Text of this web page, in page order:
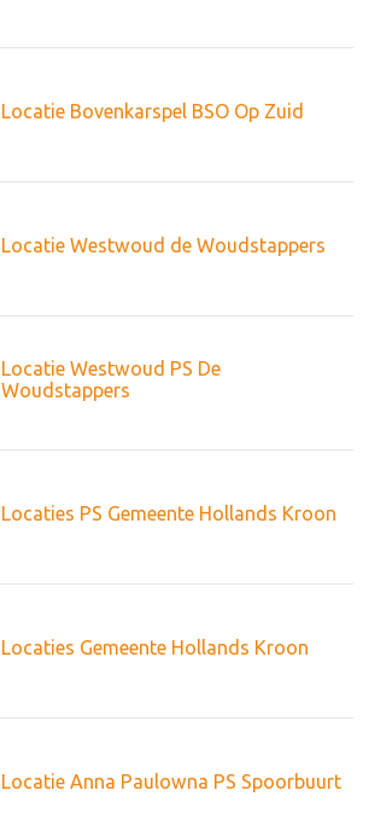
Locatie Bovenkarspel BSO Op Zuid
Locatie Westwoud de Woudstappers
Locatie Westwoud PS De
Woudstappers
Locaties PS Gemeente Hollands Kroon
Locaties Gemeente Hollands Kroon
Locatie Anna Paulowna PS Spoorbuurt